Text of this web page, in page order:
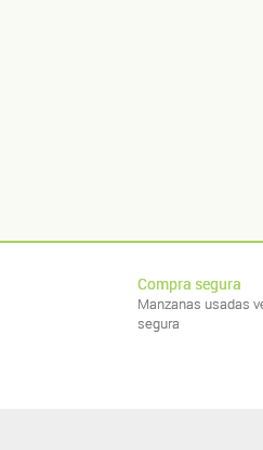
Compra segura
Manzanas usadas
segura